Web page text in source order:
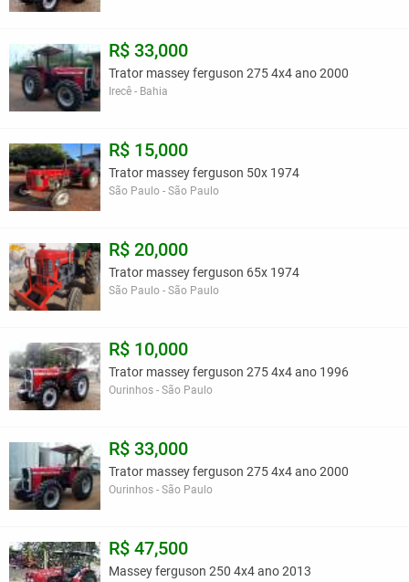
R$ 33,000
Trator massey ferguson 275 4x4 ano 2000
Irecê - Bahia
R$ 15,000
Trator massey ferguson 50x 1974
São Paulo - São Paulo
R$ 20,000
Trator massey ferguson 65x 1974
São Paulo - São Paulo
R$ 10,000
Trator massey ferguson 275 4x4 ano 1996
Ourinhos - São Paulo
R$ 33,000
Trator massey ferguson 275 4x4 ano 2000
Ourinhos - São Paulo
R$ 47,500
Massey ferguson 250 4x4 ano 2013